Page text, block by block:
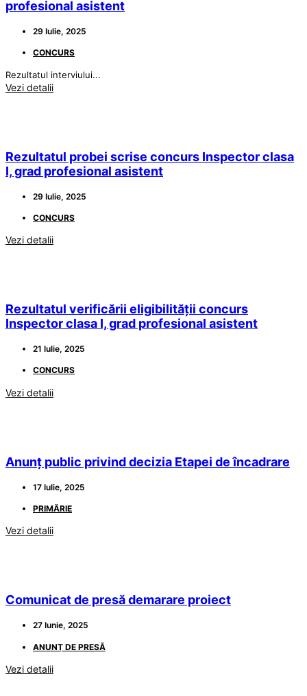
profesional asistent
29 Iulie, 2025
CONCURS
Rezultatul interviului...
Vezi detalii
Rezultatul probei scrise concurs Inspector clasa
I, grad profesional asistent
29 Iulie, 2025
CONCURS
Vezi detalii
Rezultatul verificării eligibilității concurs
Inspector clasa I, grad profesional asistent
21 Iulie, 2025
CONCURS
Vezi detalii
Anunț public privind decizia Etapei de încadrare
17 Iulie, 2025
PRIMĂRIE
Vezi detalii
Comunicat de presă demarare proiect
27 Iunie, 2025
ANUNȚ DE PRESĂ
Vezi detalii